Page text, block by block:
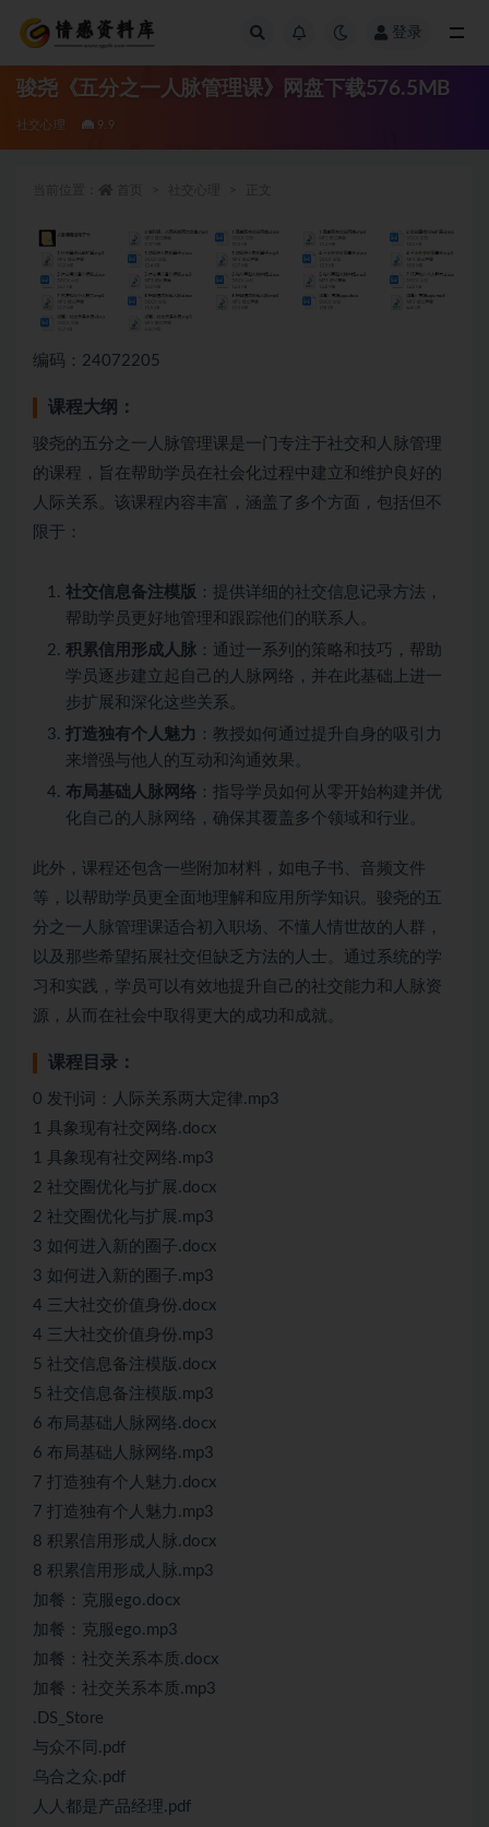
登录
骏尧《五分之一人脉管理课》网盘下载576.5MB
社交心理 9.9
编码：24072205
课程大纲：
骏尧的五分之一人脉管理课是一门专注于社交和人脉管理
的课程，旨在帮助学员在社会化过程中建立和维护良好的
人际关系。该课程内容丰富，涵盖了多个方面，包括但不
限于：
社交信息备注模版 ：提供详细的社交信息记录方法，
帮助学员更好地管理和跟踪他们的联系人。
积累信用形成人脉 ：通过一系列的策略和技巧，帮助
学员逐步建立起自己的人脉网络，并在此基础上进一
步扩展和深化这些关系。
打造独有个人魅力
：教授如何通过提升自身的吸引力
来增强与他人的互动和沟通效果。
布局基础人脉网络 ：指导学员如何从零开始构建并优
化自己的人脉网络，确保其覆盖多个领域和行业。
此外，课程还包含一些附加材料，如电子书、音频文件
等，以帮助学员更全面地理解和应用所学知识。骏尧的五
分之一人脉管理课适合初入职场、不懂人情世故的人群，
以及那些希望拓展社交但缺乏方法的人士。通过系统的学
习和实践，学员可以有效地提升自己的社交能力和人脉资
源，从而在社会中取得更大的成功和成就。
课程目录：
0 发刊词：人际关系两大定律.mp3
1 具象现有社交网络.docx
1 具象现有社交网络.mp3
2 社交圈优化与扩展.docx
2 社交圈优化与扩展.mp3
3 如何进入新的圈子.docx
3 如何进入新的圈子.mp3
4 三大社交价值身份.docx
4 三大社交价值身份.mp3
5 社交信息备注模版.docx
5 社交信息备注模版.mp3
6 布局基础人脉网络.docx
6 布局基础人脉网络.mp3
7 打造独有个人魅力.docx
7 打造独有个人魅力.mp3
8 积累信用形成人脉.docx
8 积累信用形成人脉.mp3
加餐：克服ego.docx
加餐：克服ego.mp3
加餐：社交关系本质.docx
加餐：社交关系本质.mp3
.DS_Store
与众不同.pdf
乌合之众.pdf
人人都是产品经理.pdf